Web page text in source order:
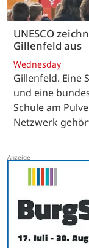
UNESCO
Gillenfeld aus
Wednesday
Gillenfeld. Eine
und eine
Schule am
Netzwerk